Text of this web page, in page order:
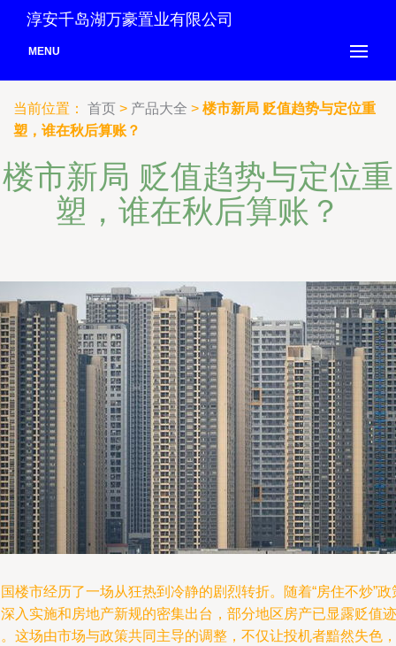
淳安千岛湖万豪置业有限公司
MENU
当前位置： 首页 > 产品大全 > 楼市新局 贬值趋势与定位重
塑，谁在秋后算账？
楼市新局 贬值趋势与定位重
塑，谁在秋后算账？
楼市经历了一场从狂热到冷静的剧烈转折。随着“房住不炒”政
入实施和房地产新规的密集出台，部分地区房产已显露贬值迹
这场由市场与政策共同主导的调整，不仅让投机者黯然失色，